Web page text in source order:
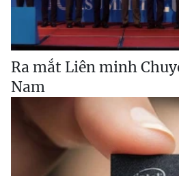
Ra mắt Liên minh
Nam